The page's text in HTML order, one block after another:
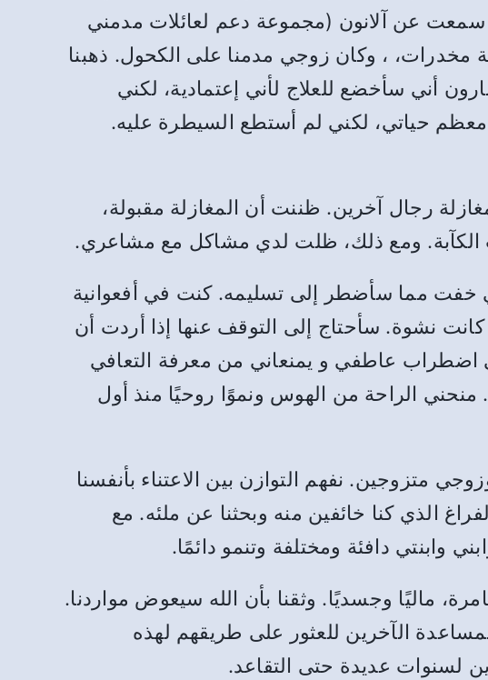
سمعت عن آلانون (مجموعة دعم لعائلات مدمني
مخدرات، ، وكان زوجي مدمنا على الكحول. ذهبنا
أني سأخضع للعلاج لأني إعتمادية، لكني
حياتي، لكني لم أستطع السيطرة عليه.
رجال آخرين. ظننت أن المغازلة مقبولة،
الكآبة. ومع ذلك، ظلت لدي مشاكل مع مشاعري.
خفت مما سأضطر إلى تسليمه. كنت في أفعوانية
نشوة. سأحتاج إلى التوقف عنها إذا أردت أن
في اضطراب عاطفي و يمنعاني من معرفة التعافي
الراحة من الهوس ونموًا روحيًا منذ أول
متزوجين. نفهم التوازن بين الاعتناء بأنفسنا
الذي كنا خائفين منه وبحثنا عن ملئه. مع
وابنتي دافئة ومختلفة وتنمو دائمًا.
ماليًا وجسديًا. وثقنا بأن الله سيعوض مواردنا.
الآخرين للعثور على طريقهم لهذه
لسنوات عديدة حتى التقاعد.